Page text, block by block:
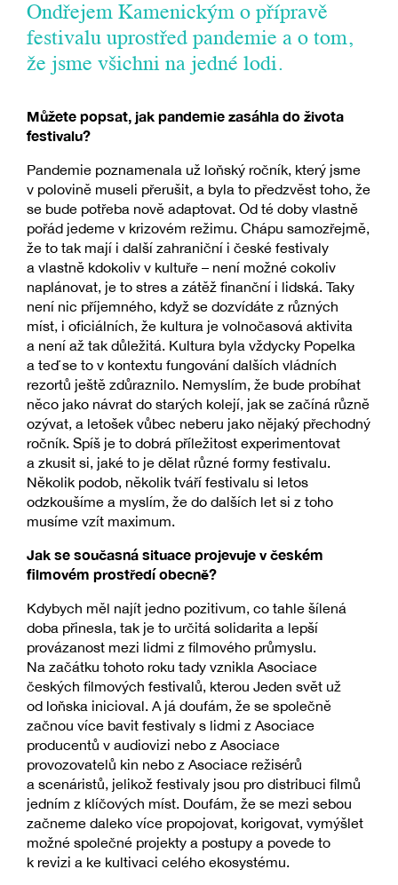
Ondřejem Kamenickým o přípravě
festivalu uprostřed pandemie a o tom,
že jsme všichni na jedné lodi.
Můžete popsat, jak pandemie zasáhla do života
festivalu?
Pandemie poznamenala už loňský ročník, který jsme
v polovině museli přerušit, a byla to předzvěst toho, že
se bude potřeba nově adaptovat. Od té doby vlastně
pořád jedeme v krizovém režimu. Chápu samozřejmě,
že to tak mají i další zahraniční i české festivaly
a vlastně kdokoliv v kultuře – není možné cokoliv
naplánovat, je to stres a zátěž finanční i lidská. Taky
není nic příjemného, když se dozvídáte z různých
míst, i oficiálních, že kultura je volnočasová aktivita
a není až tak důležitá. Kultura byla vždycky Popelka
a teď se to v kontextu fungování dalších vládních
rezortů ještě zdůraznilo. Nemyslím, že bude probíhat
něco jako návrat do starých kolejí, jak se začíná různě
ozývat, a letošek vůbec neberu jako nějaký přechodný
ročník. Spíš je to dobrá příležitost experimentovat
a zkusit si, jaké to je dělat různé formy festivalu.
Několik podob, několik tváří festivalu si letos
odzkoušíme a myslím, že do dalších let si z toho
musíme vzít maximum.
Jak se současná situace projevuje v českém
filmovém prostředí obecně?
Kdybych měl najít jedno pozitivum, co tahle šílená
doba přinesla, tak je to určitá solidarita a lepší
provázanost mezi lidmi z filmového průmyslu.
Na začátku tohoto roku tady vznikla Asociace
českých filmových festivalů, kterou Jeden svět už
od loňska inicioval. A já doufám, že se společně
začnou více bavit festivaly s lidmi z Asociace
producentů v audiovizi nebo z Asociace
provozovatelů kin nebo z Asociace režisérů
a scenáristů, jelikož festivaly jsou pro distribuci filmů
jedním z klíčových míst. Doufám, že se mezi sebou
začneme daleko více propojovat, korigovat, vymýšlet
možné společné projekty a postupy a povede to
k revizi a ke kultivaci celého ekosystému.